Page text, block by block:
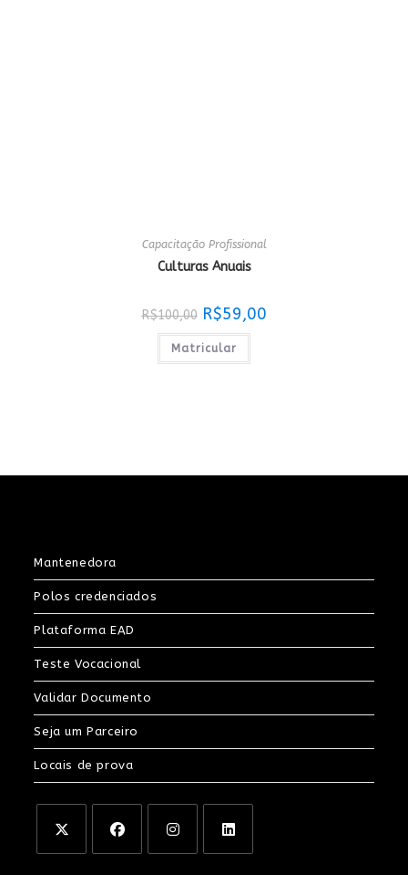
Capacitação Profissional
Culturas Anuais
R$100,00 O
preço
original
era:
R$100,00.
R$59,00O
Matricular
Mantenedora
Polos credenciados
Plataforma EAD
Teste Vocacional
Validar Documento
Seja um Parceiro
Locais de prova